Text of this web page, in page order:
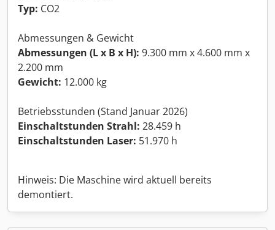
Typ: CO2
Abmessungen & Gewicht
Abmessungen (L x B x H): 9.300 mm x 4.600 mm x
2.200 mm
Gewicht: 12.000 kg
Betriebsstunden (Stand Januar 2026)
Einschaltstunden Strahl: 28.459 h
Einschaltstunden Laser: 51.970 h
Hinweis: Die Maschine wird aktuell bereits
demontiert.